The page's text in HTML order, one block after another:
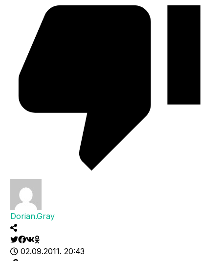
Dorian.Gray
02.09.2011. 20:43